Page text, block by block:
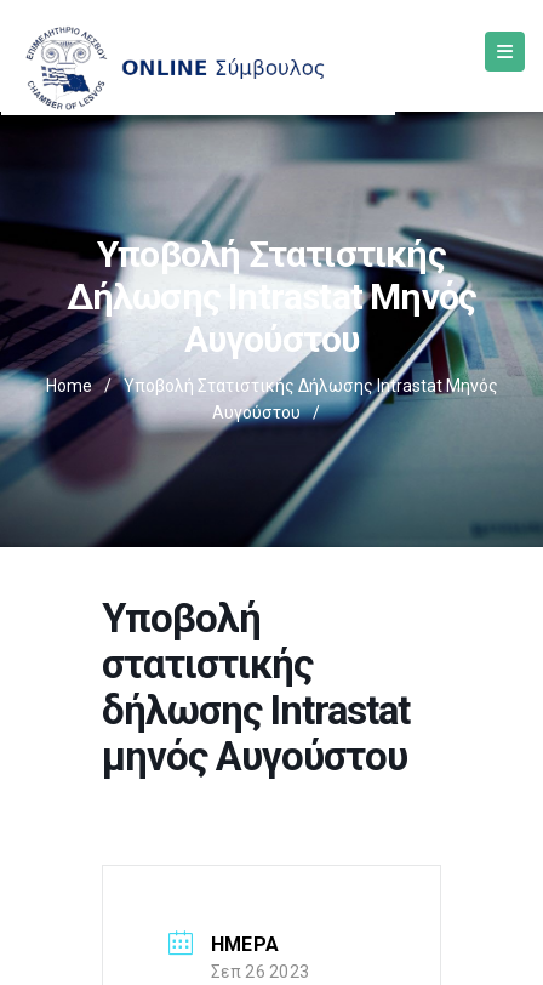
Υποβολή Στατιστικής
Δήλωσης Intrastat Μηνός
Αυγούστου
Home /
Υποβολή Στατιστικής Δήλωσης Intrastat Μηνός
Αυγούστου
/
Υποβολή
στατιστικής
δήλωσης Intrastat
μηνός Αυγούστου
ΗΜΕΡΑ
Σεπ 26 2023